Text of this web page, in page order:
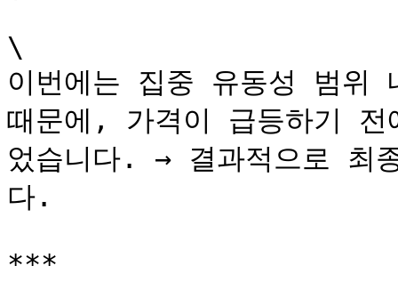
\
이번에는 집중 유동성 범위
때문에, 가격이 급등하기
었습니다. → 결과적으로 최
다.
***